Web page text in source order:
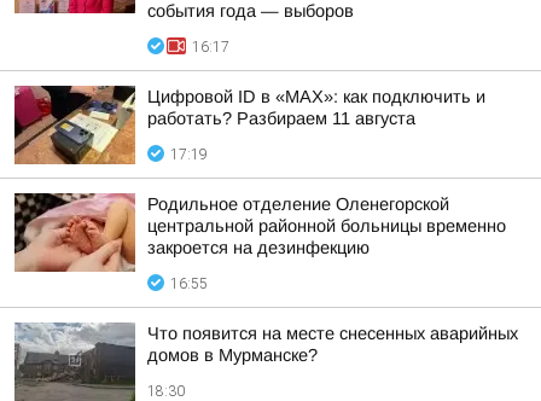
события года — выборов
16:17
Цифровой ID в «MAX»: как подключить и
работать? Разбираем 11 августа
17:19
Родильное отделение Оленегорской
центральной районной больницы временно
закроется на дезинфекцию
16:55
Что появится на месте снесенных аварийных
домов в Мурманске?
18:30